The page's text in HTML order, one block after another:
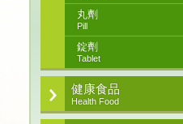
丸劑
Pill
錠劑
Tablet
健康食品
Health Food